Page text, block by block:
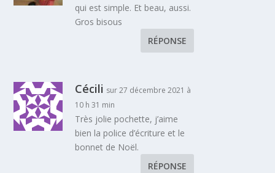
qui est simple. Et beau, aussi.
Gros bisous
RÉPONSE
Cécili sur 27 décembre 2021 à
10 h 31 min
Très jolie pochette, j’aime
bien la police d’écriture et le
bonnet de Noël.
RÉPONSE